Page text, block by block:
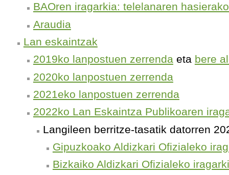
BAOren iragarkia: telelanaren
Araudia
Lan eskaintzak
2019ko lanpostuen zerrendaeta bere
2020ko lanpostuen zerrenda
2021eko lanpostuen zerrenda
2022ko Lan Eskaintza Publikoaren
Langileen berritze-tasatik datorren
Gipuzkoako Aldizkari Ofizialeko
Bizkaiko Aldizkari Ofizialeko